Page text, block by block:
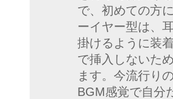
で、初めての方
ーイヤー型は、
掛けるように装
で挿入しないた
ます。今流行り
BGM感覚で自分